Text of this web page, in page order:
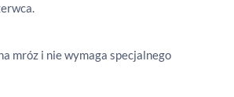
mróz i nie wymaga specjalnego